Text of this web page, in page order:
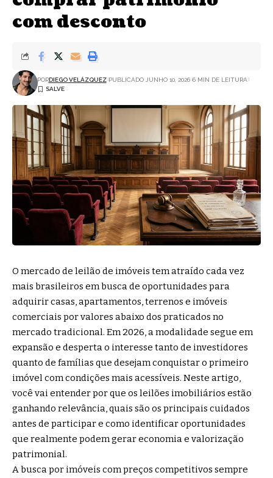
com desconto
PORDIEGO VELÁZQUEZ PUBLICADO JUNHO 10, 2026 6 MIN DE LEITURA
O mercado de leilão de imóveis tem atraído cada vez
mais brasileiros em busca de oportunidades para
adquirir casas, apartamentos, terrenos e imóveis
comerciais por valores abaixo dos praticados no
mercado tradicional. Em 2026, a modalidade segue em
expansão e desperta o interesse tanto de investidores
quanto de famílias que desejam conquistar o primeiro
imóvel com condições mais acessíveis. Neste artigo,
você vai entender por que os leilões imobiliários estão
ganhando relevância, quais são os principais cuidados
antes de participar e como identificar oportunidades
que realmente podem gerar economia e valorização
patrimonial.
A busca por imóveis com preços competitivos sempre